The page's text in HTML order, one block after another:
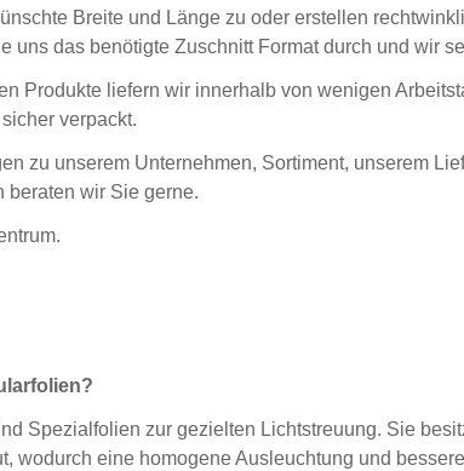
Breite und Länge zu oder erstellen
uns das benötigte Zuschnitt Format durch und wir
Produkte liefern wir innerhalb von wenigen
verpackt.
zu unserem Unternehmen, Sortiment, unserem
beraten wir Sie gerne.
Spezialfolien zur gezielten Lichtstreuung. Sie
wodurch eine homogene Ausleuchtung und